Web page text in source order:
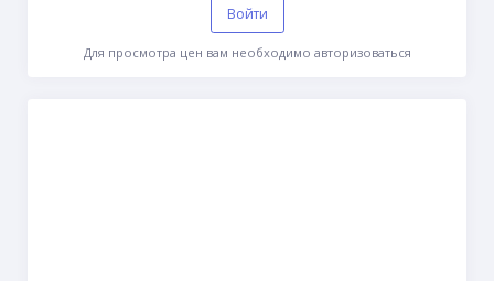
Войти
Для просмотра цен вам необходимо авторизоваться